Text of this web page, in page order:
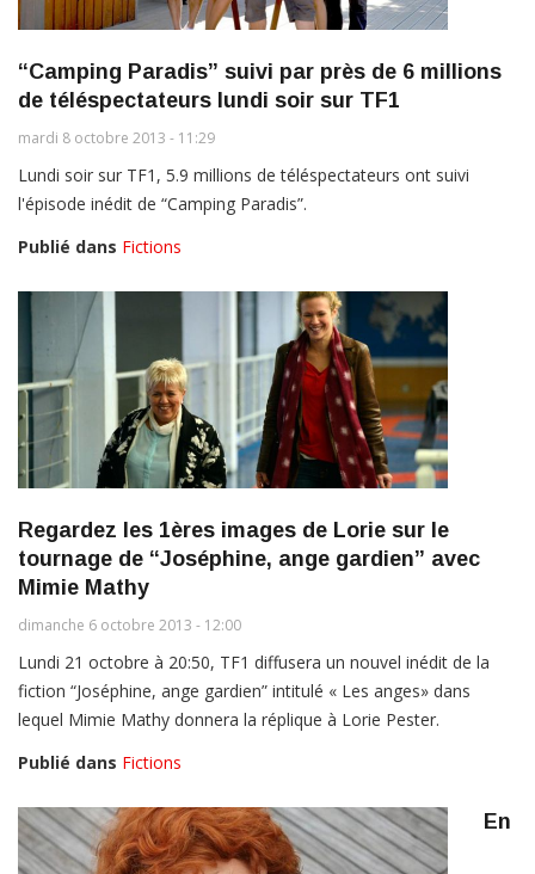
“Camping Paradis” suivi par près de 6 millions
de téléspectateurs lundi soir sur TF1
mardi 8 octobre 2013 - 11:29
Lundi soir sur TF1, 5.9 millions de téléspectateurs ont suivi
l'épisode inédit de “Camping Paradis”.
Publié dans Fictions
Regardez les 1ères images de Lorie sur le
tournage de “Joséphine, ange gardien” avec
Mimie Mathy
dimanche 6 octobre 2013 - 12:00
Lundi 21 octobre à 20:50, TF1 diffusera un nouvel inédit de la
fiction “Joséphine, ange gardien” intitulé « Les anges» dans
lequel Mimie Mathy donnera la réplique à Lorie Pester.
Publié dans Fictions
En